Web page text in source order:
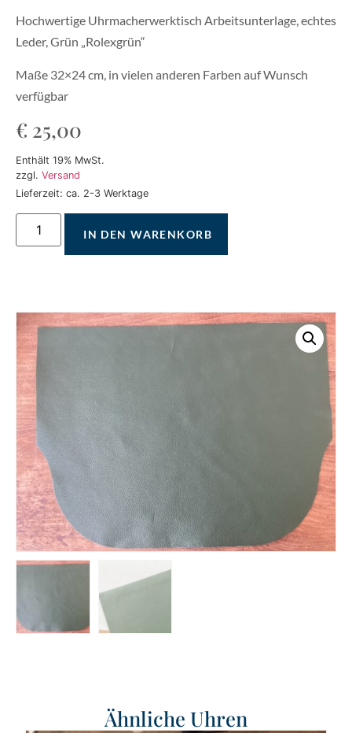
Hochwertige Uhrmacherwerktisch Arbeitsunterlage, echtes
Leder, Grün „Rolexgrün“
Maße 32×24 cm, in vielen anderen Farben auf Wunsch
verfügbar
€ 25,00
Enthält 19% MwSt.
zzgl. Versand
Lieferzeit: ca. 2-3 Werktage
IN DEN WARENKORB
Ähnliche Uhren